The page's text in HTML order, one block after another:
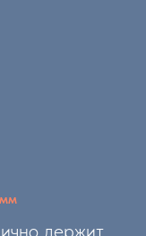
держит